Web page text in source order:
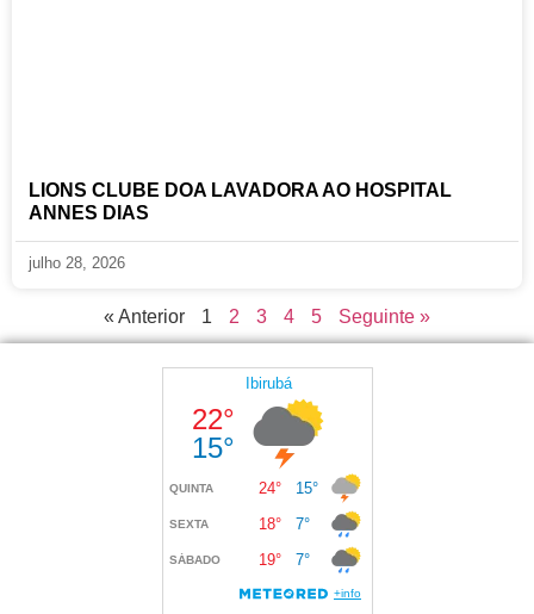
LIONS CLUBE DOA LAVADORA AO HOSPITAL
ANNES DIAS
julho 28, 2026
« Anterior 1 2 3 4 5 Seguinte »